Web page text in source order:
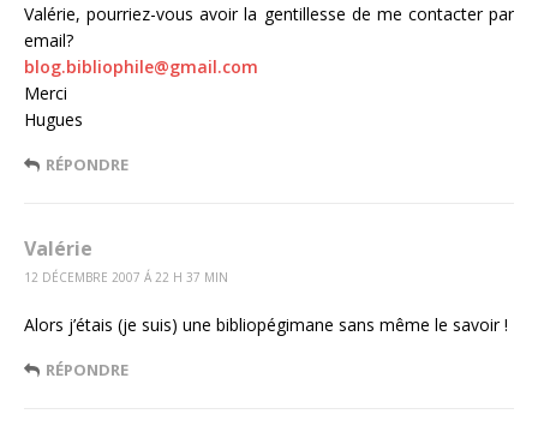
Valérie, pourriez-vous avoir la gentillesse de me contacter par
email?
blog.bibliophile@gmail.com
Merci
Hugues
RÉPONDRE
Valérie
12 DÉCEMBRE 2007 Á 22 H 37 MIN
Alors j’étais (je suis) une bibliopégimane sans même le savoir !
RÉPONDRE